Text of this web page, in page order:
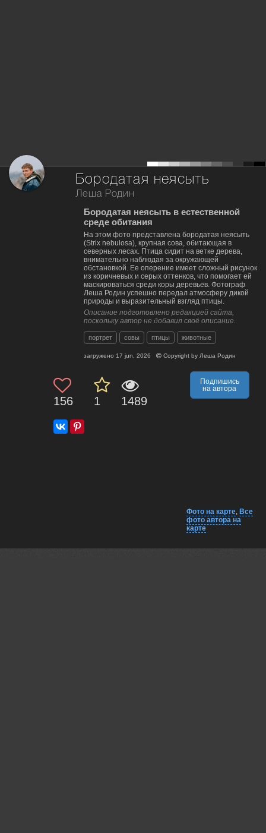
Бородатая неясыть
Леша Родин
Бородатая неясыть в естественной
среде обитания
На этом фото представлена бородатая неясыть
(Strix nebulosa), крупная сова, обитающая в
северных лесах. Птица сидит на ветке дерева,
внимательно наблюдая за окружающей
обстановкой. Ее оперение имеет сложный рисунок
из коричневых и серых оттенков, что помогает ей
маскироваться среди коры деревьев. Фотограф
Леша Родин успешно передал атмосферу дикой
природы и выразительный взгляд птицы.
Описание подготовлено редакцией сайта,
поскольку автор не добавил своё описание.
портрет совы птицы животные
загружено 17 jun, 2026 Copyright by Леша Родин
156 1 1489
Подпишись
на автора
Фото на карте, Все
фото автора на
карте